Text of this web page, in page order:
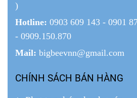
)
Hotline: 0903 609 143 - 0901
- 0909.150.870
Mail: bigbeevnn@gmail.com
CHÍNH SÁCH BÁN HÀNG